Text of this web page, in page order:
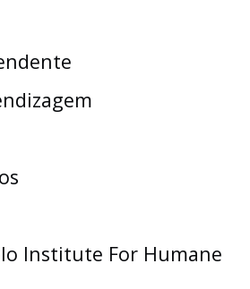
Institute For Humane